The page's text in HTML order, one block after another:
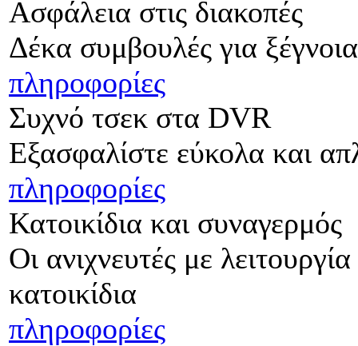
Ασφάλεια στις διακοπές
Δέκα συμβουλές για
πληροφορίες
Συχνό τσεκ στα DVR
Εξασφαλίστε εύκολα και
πληροφορίες
Κατοικίδια και συναγερμός
Οι ανιχνευτές με
κατοικίδια
πληροφορίες